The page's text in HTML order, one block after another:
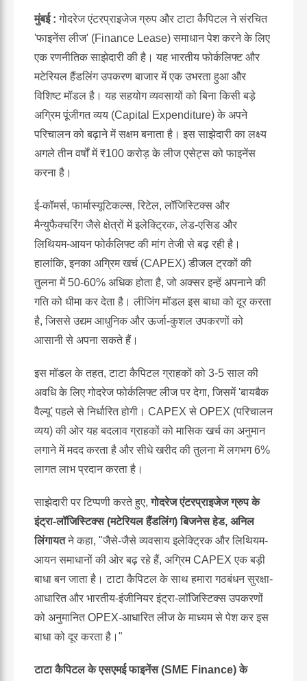
मुंबई : गोदरेज एंटरप्राइजेज ग्रुप और टाटा कैपिटल ने संरचित
'फाइनेंस लीज' (Finance Lease) समाधान पेश करने के लिए
एक रणनीतिक साझेदारी की है। यह भारतीय फोर्कलिफ्ट और
मटेरियल हैंडलिंग उपकरण बाजार में एक उभरता हुआ और
विशिष्ट मॉडल है। यह सहयोग व्यवसायों को बिना किसी बड़े
अग्रिम पूंजीगत व्यय (Capital Expenditure) के अपने
परिचालन को बढ़ाने में सक्षम बनाता है। इस साझेदारी का लक्ष्य
अगले तीन वर्षों में ₹100 करोड़ के लीज एसेट्स को फाइनेंस
करना है।
ई-कॉमर्स, फार्मास्यूटिकल्स, रिटेल, लॉजिस्टिक्स और
मैन्युफैक्चरिंग जैसे क्षेत्रों में इलेक्ट्रिक, लेड-एसिड और
लिथियम-आयन फोर्कलिफ्ट की मांग तेजी से बढ़ रही है।
हालांकि, इनका अग्रिम खर्च (CAPEX) डीजल ट्रकों की
तुलना में 50-60% अधिक होता है, जो अक्सर इन्हें अपनाने की
गति को धीमा कर देता है। लीजिंग मॉडल इस बाधा को दूर करता
है, जिससे उद्यम आधुनिक और ऊर्जा-कुशल उपकरणों को
आसानी से अपना सकते हैं।
इस मॉडल के तहत, टाटा कैपिटल ग्राहकों को 3-5 साल की
अवधि के लिए गोदरेज फोर्कलिफ्ट लीज पर देगा, जिसमें 'बायबैक
वैल्यू' पहले से निर्धारित होगी। CAPEX से OPEX (परिचालन
व्यय) की ओर यह बदलाव ग्राहकों को मासिक खर्च का अनुमान
लगाने में मदद करता है और सीधे खरीद की तुलना में लगभग 6%
लागत लाभ प्रदान करता है।
साझेदारी पर टिप्पणी करते हुए,गोदरेज एंटरप्राइजेज ग्रुप के
इंट्रा-लॉजिस्टिक्स (मटेरियल हैंडलिंग) बिजनेस हेड, अनिल
लिंगायतने कहा, "जैसे-जैसे व्यवसाय इलेक्ट्रिक और लिथियम-
आयन समाधानों की ओर बढ़ रहे हैं, अग्रिम CAPEX एक बड़ी
बाधा बन जाता है। टाटा कैपिटल के साथ हमारा गठबंधन सुरक्षा-
आधारित और भारतीय-इंजीनियर इंट्रा-लॉजिस्टिक्स उपकरणों
को अनुमानित OPEX-आधारित लीज के माध्यम से पेश कर इस
बाधा को दूर करता है।"
टाटा कैपिटल के एसएमई फाइनेंस (SME Finance) के